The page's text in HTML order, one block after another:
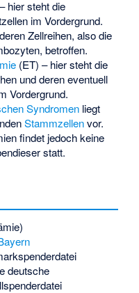
hier steht die
im Vordergrund.
Zellreihen, also die
betroffen.
(ET) – hier steht die
und deren eventuell
Vordergrund.
Syndromenliegt
Stammzellenvor.
findet jedoch keine
statt.
deutsche